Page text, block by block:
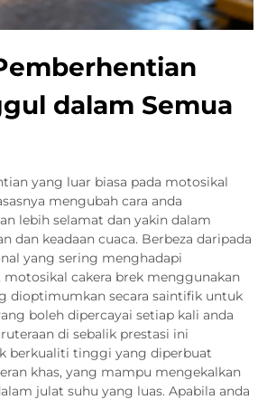
dalam Semua
yang luar biasa pada motosikal
mengubah cara anda
lebih selamat dan yakin dalam
dan keadaan cuaca. Berbeza daripada
yang sering menghadapi
motosikal cakera brek menggunakan
dioptimumkan secara saintifik untuk
boleh dipercayai setiap kali anda
di sebalik prestasi ini
berkualiti tinggi yang diperbuat
khas, yang mampu mengekalkan
julat suhu yang luas. Apabila anda